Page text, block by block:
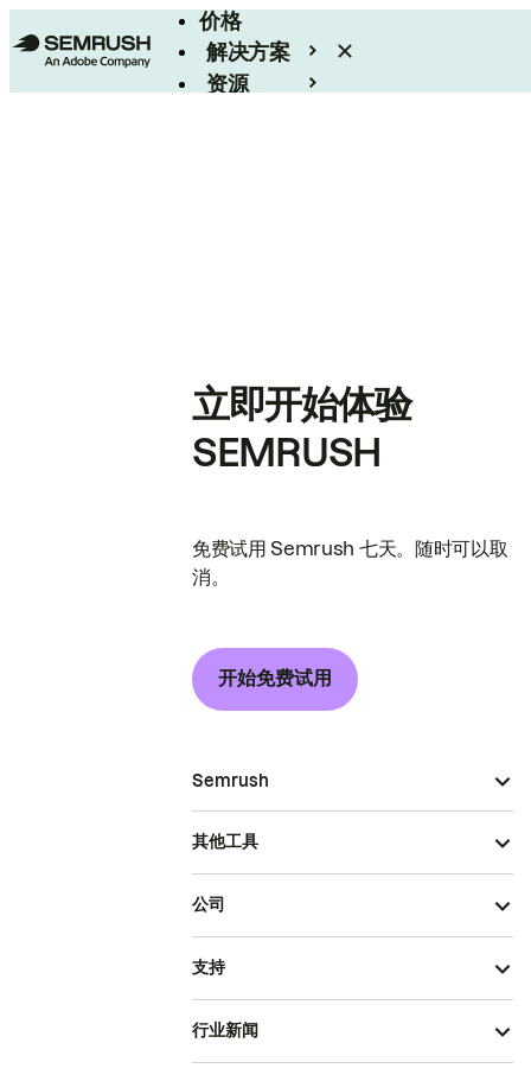
价格
解决方案
资源
立即开始体验
SEMRUSH
免费试用 Semrush 七天。随时可以取
消。
开始免费试用
Semrush
其他工具
公司
支持
行业新闻